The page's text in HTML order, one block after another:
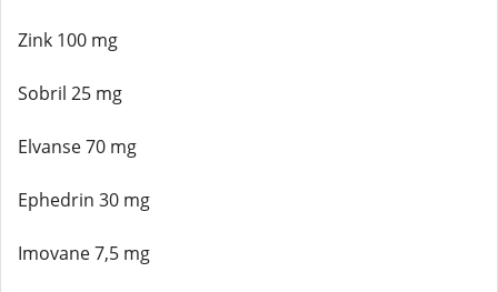
Zink 100 mg
Sobril 25 mg
Elvanse 70 mg
Ephedrin 30 mg
Imovane 7,5 mg